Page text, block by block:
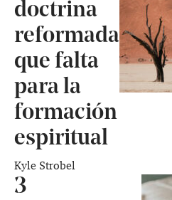
doctrina
reformada
que falta
para la
formación
espiritual
Kyle Strobel
3